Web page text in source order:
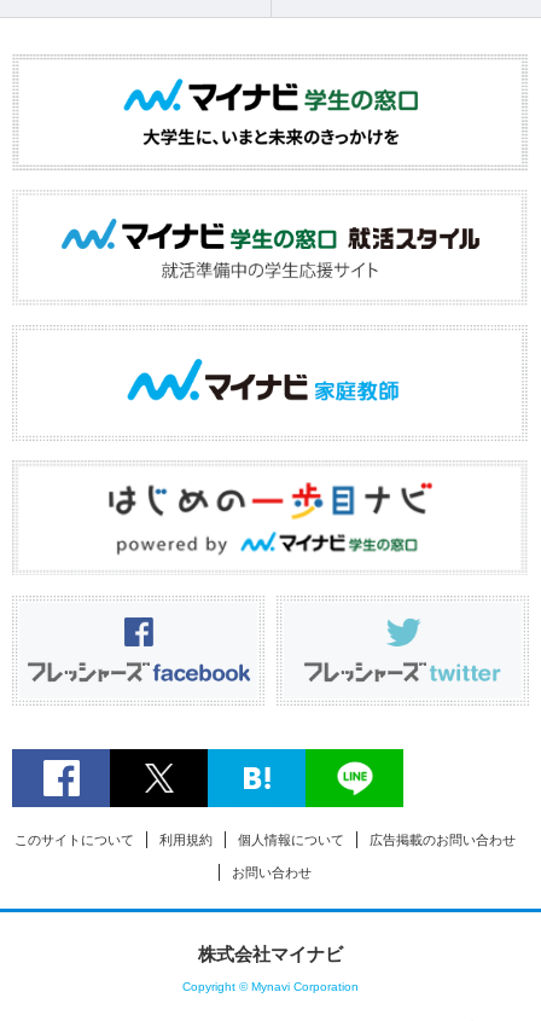
このサイトについて 利用規約 個人情報について 広告掲載のお問い合わせ
お問い合わせ
株式会社マイナビ
Copyright © Mynavi Corporation